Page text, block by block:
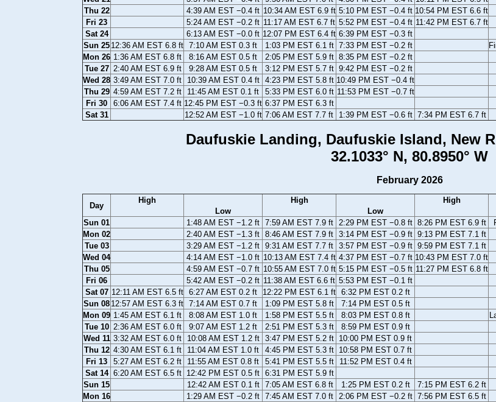
Thu 22
4:39 AM EST −0.4 ft 10:34 AM EST 6.9 ft 5:10 PM EST −0.4 ft 10:54 PM EST 6.6 ft
Fri 23
5:24 AM EST −0.2 ft 11:17 AM EST 6.7 ft 5:52 PM EST −0.4 ft 11:42 PM EST 6.7 ft
Sat 24
6:13 AM EST −0.0 ft 12:07 PM EST 6.4 ft 6:39 PM EST −0.3 ft
Sun 25 12:36 AM EST 6.8 ft 7:10 AM EST 0.3 ft 1:03 PM EST 6.1 ft 7:33 PM EST −0.2 ft
Mon 26 1:36 AM EST 6.8 ft 8:16 AM EST 0.5 ft 2:05 PM EST 5.9 ft 8:35 PM EST −0.2 ft
Tue 27 2:40 AM EST 6.9 ft 9:28 AM EST 0.5 ft 3:12 PM EST 5.7 ft 9:42 PM EST −0.2 ft
Wed 28 3:49 AM EST 7.0 ft 10:39 AM EST 0.4 ft 4:23 PM EST 5.8 ft 10:49 PM EST −0.4 ft
Thu 29 4:59 AM EST 7.2 ft 11:45 AM EST 0.1 ft 5:33 PM EST 6.0 ft 11:53 PM EST −0.7 ft
Fri 30
6:06 AM EST 7.4 ft 12:45 PM EST −0.3 ft 6:37 PM EST 6.3 ft
Sat 31
12:52 AM EST −1.0 ft 7:06 AM EST 7.7 ft 1:39 PM EST −0.6 ft 7:34 PM EST 6.7 ft
Daufuskie Landing, Daufuskie Island, New
32.1033° N, 80.8950° W
February 2026
Day
High
Low
High
Low
High
Sun 01
1:48 AM EST −1.2 ft 7:59 AM EST 7.9 ft 2:29 PM EST −0.8 ft 8:26 PM EST 6.9 ft
Mon 02
2:40 AM EST −1.3 ft 8:46 AM EST 7.9 ft 3:14 PM EST −0.9 ft 9:13 PM EST 7.1 ft
Tue 03
3:29 AM EST −1.2 ft 9:31 AM EST 7.7 ft 3:57 PM EST −0.9 ft 9:59 PM EST 7.1 ft
Wed 04
4:14 AM EST −1.0 ft 10:13 AM EST 7.4 ft 4:37 PM EST −0.7 ft 10:43 PM EST 7.0 ft
Thu 05
4:59 AM EST −0.7 ft 10:55 AM EST 7.0 ft 5:15 PM EST −0.5 ft 11:27 PM EST 6.8 ft
Fri 06
5:42 AM EST −0.2 ft 11:38 AM EST 6.6 ft 5:53 PM EST −0.1 ft
Sat 07 12:11 AM EST 6.5 ft 6:27 AM EST 0.2 ft 12:22 PM EST 6.1 ft 6:32 PM EST 0.2 ft
Sun 08 12:57 AM EST 6.3 ft 7:14 AM EST 0.7 ft 1:09 PM EST 5.8 ft 7:14 PM EST 0.5 ft
Mon 09 1:45 AM EST 6.1 ft 8:08 AM EST 1.0 ft 1:58 PM EST 5.5 ft 8:03 PM EST 0.8 ft
Tue 10 2:36 AM EST 6.0 ft 9:07 AM EST 1.2 ft 2:51 PM EST 5.3 ft 8:59 PM EST 0.9 ft
Wed 11 3:32 AM EST 6.0 ft 10:08 AM EST 1.2 ft 3:47 PM EST 5.2 ft 10:00 PM EST 0.9 ft
Thu 12 4:30 AM EST 6.1 ft 11:04 AM EST 1.0 ft 4:45 PM EST 5.3 ft 10:58 PM EST 0.7 ft
Fri 13
5:27 AM EST 6.2 ft 11:55 AM EST 0.8 ft 5:41 PM EST 5.5 ft 11:52 PM EST 0.4 ft
Sat 14 6:20 AM EST 6.5 ft 12:42 PM EST 0.5 ft 6:31 PM EST 5.9 ft
Sun 15
12:42 AM EST 0.1 ft 7:05 AM EST 6.8 ft 1:25 PM EST 0.2 ft 7:15 PM EST 6.2 ft
Mon 16
1:29 AM EST −0.2 ft 7:45 AM EST 7.0 ft 2:06 PM EST −0.2 ft 7:56 PM EST 6.5 ft